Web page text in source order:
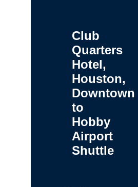
Club
Quarters
Hotel,
Houston,
Downtown
to
Hobby
Airport
Shuttle